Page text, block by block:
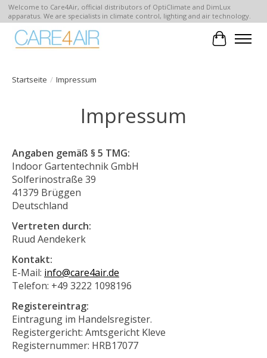
Welcome to Care4Air, official distributors of OptiClimate and DimLux
apparatus. We are specialists in climate control, lighting and air technology.
Ihr
Startseite / Impressum
Impressum
Angaben gemäß § 5 TMG:
Indoor Gartentechnik GmbH
Solferinostraße 39
41379 Brüggen
Deutschland
Vertreten durch:
Ruud Aendekerk
Kontakt:
E-Mail: info@care4air.de
Telefon: +49 3222 1098196
Registereintrag:
Eintragung im Handelsregister.
Registergericht: Amtsgericht Kleve
Registernummer: HRB17077